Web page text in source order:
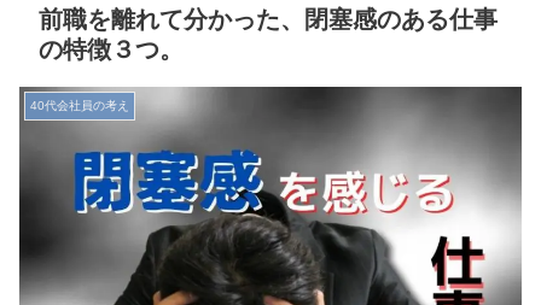
前職を離れて分かった、閉塞感のある仕事
の特徴３つ。
40代会社員の考え